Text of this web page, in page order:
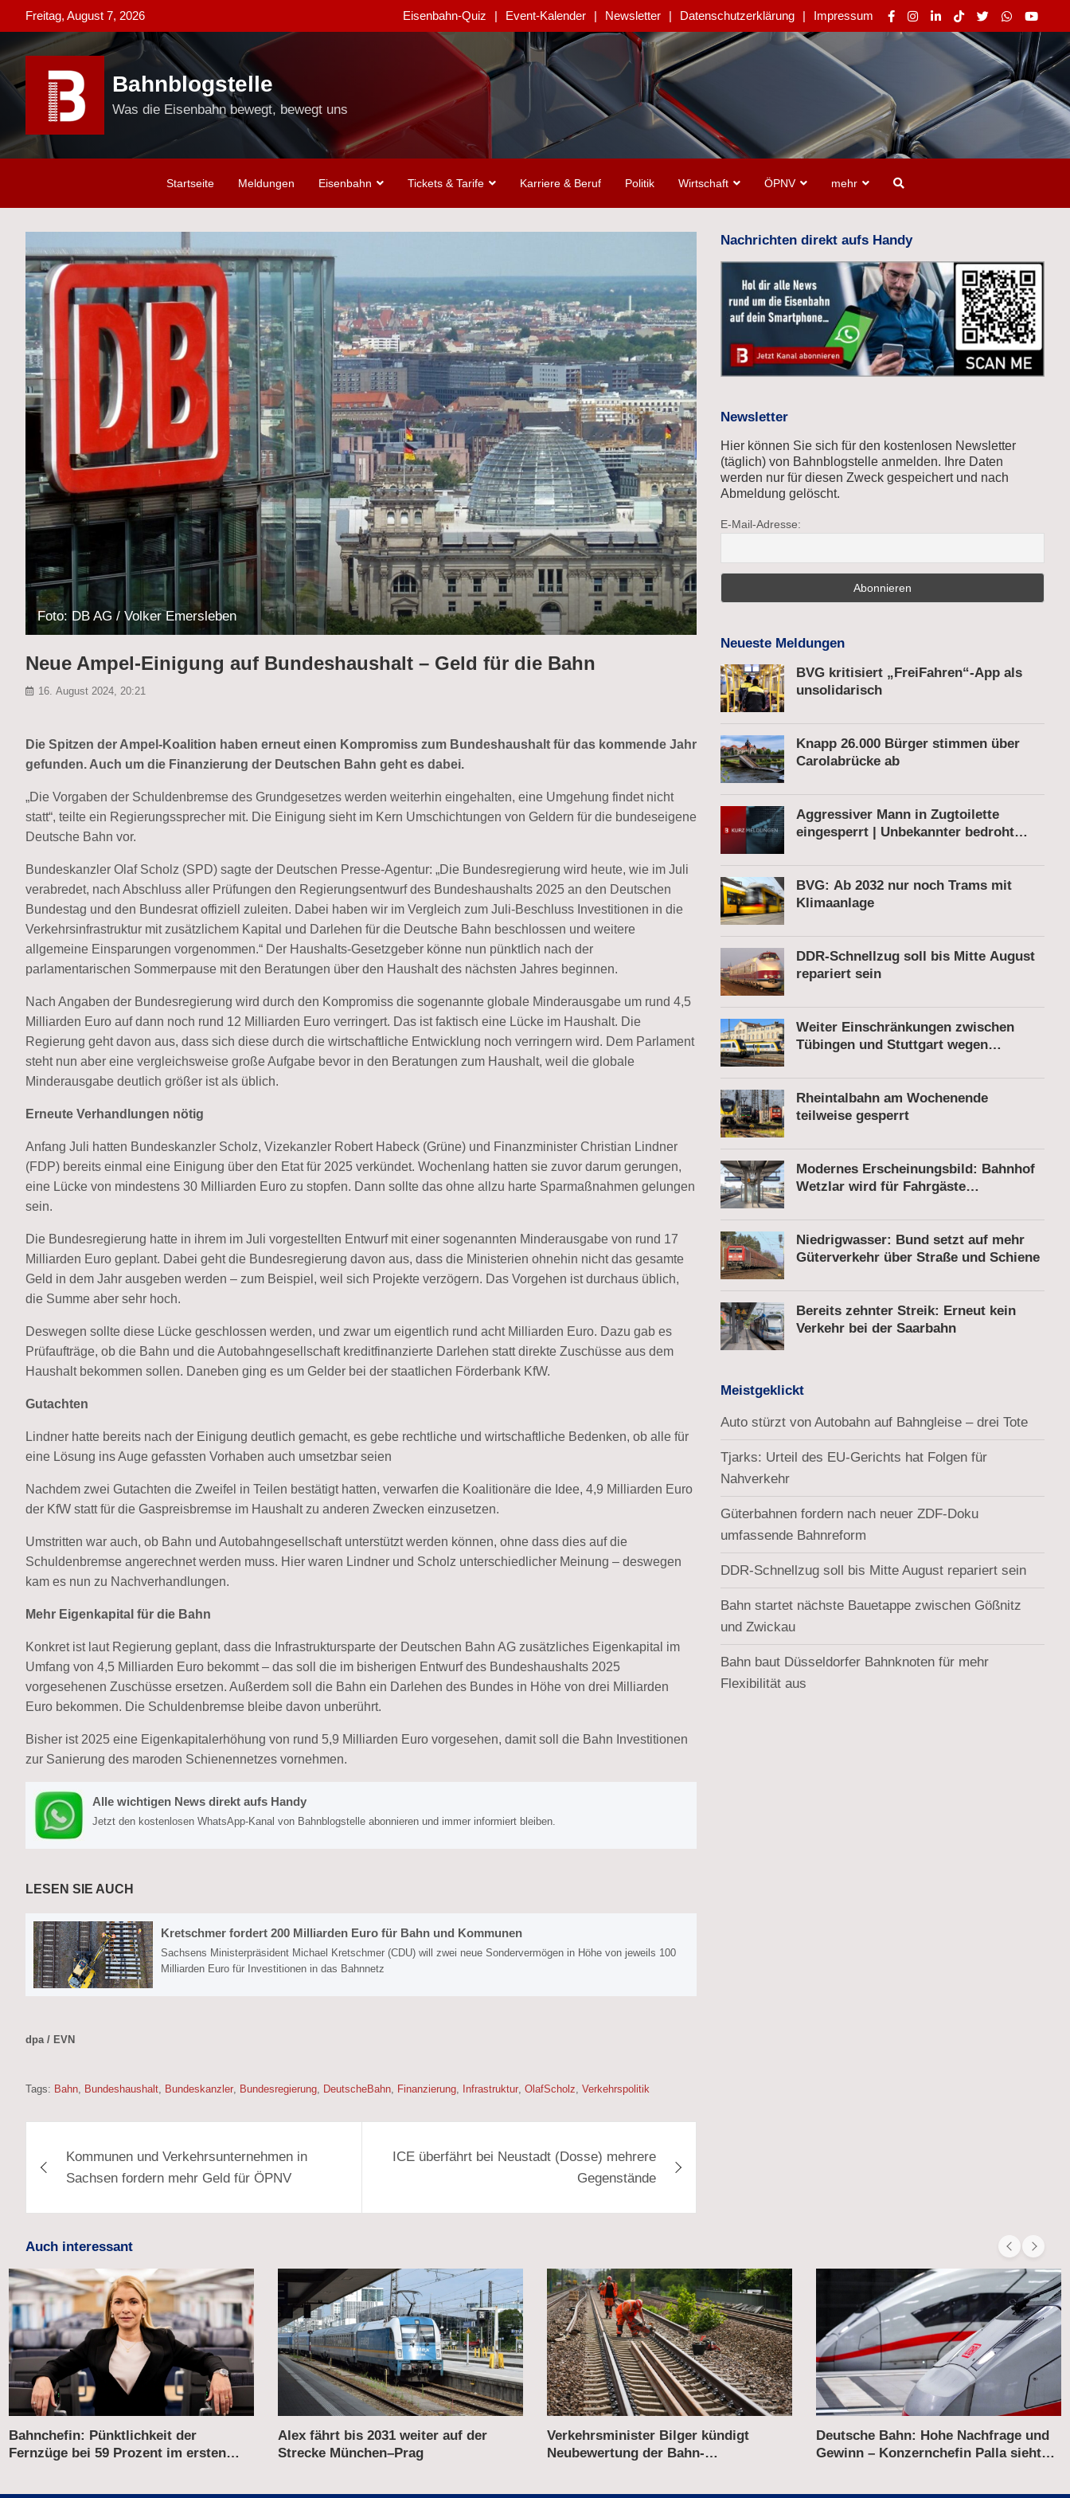
to
content
Freitag, August 7, 2026 Eisenbahn-Quiz Event-Kalender Newsletter Datenschutzerklärung Impressum
Bahnblogstelle
Was die Eisenbahn bewegt, bewegt uns
Startseite Meldungen Eisenbahn Tickets & Tarife Karriere & Beruf Politik Wirtschaft ÖPNV mehr
Foto: DB AG / Volker Emersleben
Neue Ampel-Einigung auf Bundeshaushalt – Geld für die Bahn
16. August 2024, 20:21
Die Spitzen der Ampel-Koalition haben erneut einen Kompromiss zum Bundeshaushalt für das kommende Jahr
gefunden. Auch um die Finanzierung der Deutschen Bahn geht es dabei.
„Die Vorgaben der Schuldenbremse des Grundgesetzes werden weiterhin eingehalten, eine Umgehung findet nicht
statt“, teilte ein Regierungssprecher mit. Die Einigung sieht im Kern Umschichtungen von Geldern für die bundeseigene
Deutsche Bahn vor.
Bundeskanzler Olaf Scholz (SPD) sagte der Deutschen Presse-Agentur: „Die Bundesregierung wird heute, wie im Juli
verabredet, nach Abschluss aller Prüfungen den Regierungsentwurf des Bundeshaushalts 2025 an den Deutschen
Bundestag und den Bundesrat offiziell zuleiten. Dabei haben wir im Vergleich zum Juli-Beschluss Investitionen in die
Verkehrsinfrastruktur mit zusätzlichem Kapital und Darlehen für die Deutsche Bahn beschlossen und weitere
allgemeine Einsparungen vorgenommen.“ Der Haushalts-Gesetzgeber könne nun pünktlich nach der
parlamentarischen Sommerpause mit den Beratungen über den Haushalt des nächsten Jahres beginnen.
Nach Angaben der Bundesregierung wird durch den Kompromiss die sogenannte globale Minderausgabe um rund 4,5
Milliarden Euro auf dann noch rund 12 Milliarden Euro verringert. Das ist faktisch eine Lücke im Haushalt. Die
Regierung geht davon aus, dass sich diese durch die wirtschaftliche Entwicklung noch verringern wird. Dem Parlament
steht nun aber eine vergleichsweise große Aufgabe bevor in den Beratungen zum Haushalt, weil die globale
Minderausgabe deutlich größer ist als üblich.
Erneute Verhandlungen nötig
Anfang Juli hatten Bundeskanzler Scholz, Vizekanzler Robert Habeck (Grüne) und Finanzminister Christian Lindner
(FDP) bereits einmal eine Einigung über den Etat für 2025 verkündet. Wochenlang hatten sie zuvor darum gerungen,
eine Lücke von mindestens 30 Milliarden Euro zu stopfen. Dann sollte das ohne allzu harte Sparmaßnahmen gelungen
sein.
Die Bundesregierung hatte in ihrem im Juli vorgestellten Entwurf mit einer sogenannten Minderausgabe von rund 17
Milliarden Euro geplant. Dabei geht die Bundesregierung davon aus, dass die Ministerien ohnehin nicht das gesamte
Geld in dem Jahr ausgeben werden – zum Beispiel, weil sich Projekte verzögern. Das Vorgehen ist durchaus üblich,
die Summe aber sehr hoch.
Deswegen sollte diese Lücke geschlossen werden, und zwar um eigentlich rund acht Milliarden Euro. Dazu gab es
Prüfaufträge, ob die Bahn und die Autobahngesellschaft kreditfinanzierte Darlehen statt direkte Zuschüsse aus dem
Haushalt bekommen sollen. Daneben ging es um Gelder bei der staatlichen Förderbank KfW.
Gutachten
Lindner hatte bereits nach der Einigung deutlich gemacht, es gebe rechtliche und wirtschaftliche Bedenken, ob alle für
eine Lösung ins Auge gefassten Vorhaben auch umsetzbar seien
Nachdem zwei Gutachten die Zweifel in Teilen bestätigt hatten, verwarfen die Koalitionäre die Idee, 4,9 Milliarden Euro
der KfW statt für die Gaspreisbremse im Haushalt zu anderen Zwecken einzusetzen.
Umstritten war auch, ob Bahn und Autobahngesellschaft unterstützt werden können, ohne dass dies auf die
Schuldenbremse angerechnet werden muss. Hier waren Lindner und Scholz unterschiedlicher Meinung – deswegen
kam es nun zu Nachverhandlungen.
Mehr Eigenkapital für die Bahn
Konkret ist laut Regierung geplant, dass die Infrastruktursparte der Deutschen Bahn AG zusätzliches Eigenkapital im
Umfang von 4,5 Milliarden Euro bekommt – das soll die im bisherigen Entwurf des Bundes­haus­­halts 2025
vorgesehenen Zuschüsse ersetzen. Außerdem soll die Bahn ein Darlehen des Bundes in Höhe von drei Milliarden
Euro bekommen. Die Schuldenbremse bleibe davon unberührt.
Bisher ist 2025 eine Eigenkapitalerhöhung von rund 5,9 Milliarden Euro vorgesehen, damit soll die Bahn Investitionen
zur Sanierung des maroden Schienennetzes vornehmen.
Alle wichtigen News direkt aufs Handy
Jetzt den kostenlosen WhatsApp-Kanal von Bahnblogstelle abonnieren und immer informiert bleiben.
LESEN SIE AUCH
Kretschmer fordert 200 Milliarden Euro für Bahn und Kommunen
Sachsens Ministerpräsident Michael Kretschmer (CDU) will zwei neue Sondervermögen in Höhe von jeweils 100
Milliarden Euro für Investitionen in das Bahnnetz
dpa / EVN
Tags: Bahn, Bundeshaushalt, Bundeskanzler, Bundesregierung, DeutscheBahn, Finanzierung, Infrastruktur, OlafScholz, Verkehrspolitik
Kommunen und Verkehrsunternehmen in
Sachsen fordern mehr Geld für ÖPNV
ICE überfährt bei Neustadt (Dosse) mehrere
Gegenstände
Nachrichten direkt aufs Handy
Newsletter
Hier können Sie sich für den kostenlosen Newsletter
(täglich) von Bahnblogstelle anmelden. Ihre Daten
werden nur für diesen Zweck gespeichert und nach
Abmeldung gelöscht.
E-Mail-Adresse:
Neueste Meldungen
BVG kritisiert „FreiFahren“-App als
unsolidarisch
Knapp 26.000 Bürger stimmen über
Carolabrücke ab
Aggressiver Mann in Zugtoilette
eingesperrt | Unbekannter bedroht
gesprengt
BVG: Ab 2032 nur noch Trams mit
Klimaanlage
DDR-Schnellzug soll bis Mitte August
repariert sein
Weiter Einschränkungen zwischen
Tübingen und Stuttgart wegen
Rheintalbahn am Wochenende
teilweise gesperrt
Modernes Erscheinungsbild: Bahnhof
Wetzlar wird für Fahrgäste
Niedrigwasser: Bund setzt auf mehr
Güterverkehr über Straße und Schiene
Bereits zehnter Streik: Erneut kein
Verkehr bei der Saarbahn
Meistgeklickt
Auto stürzt von Autobahn auf Bahngleise – drei Tote
Tjarks: Urteil des EU-Gerichts hat Folgen für
Nahverkehr
Güterbahnen fordern nach neuer ZDF-Doku
umfassende Bahnreform
DDR-Schnellzug soll bis Mitte August repariert sein
Bahn startet nächste Bauetappe zwischen Gößnitz
und Zwickau
Bahn baut Düsseldorfer Bahnknoten für mehr
Flexibilität aus
Auch interessant
Alex fährt bis 2031 weiter auf der
Strecke München–Prag
Verkehrsminister Bilger kündigt
Neubewertung der Bahn-
Deutsche Bahn: Hohe Nachfrage und
Gewinn – Konzernchefin Palla sieht
Wettbewerb auf der Schiene –
Flixtrain kritisiert Italo für